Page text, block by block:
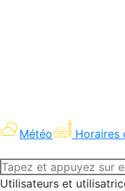
Météo Horaires
Recherche
:Utilisateurs et